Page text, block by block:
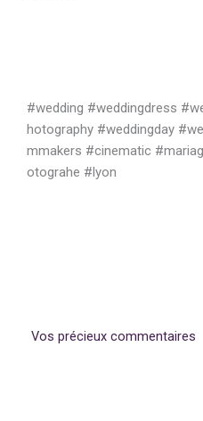
#wedding #weddingdress
hotography #weddingday
mmakers #cinematic
otograhe #lyon
Vos précieux commentaires